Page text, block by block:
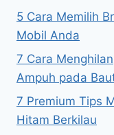
5 Cara Memilih
Mobil Anda
7 Cara
Ampuh pada
7 Premium Tips
Hitam Berkilau